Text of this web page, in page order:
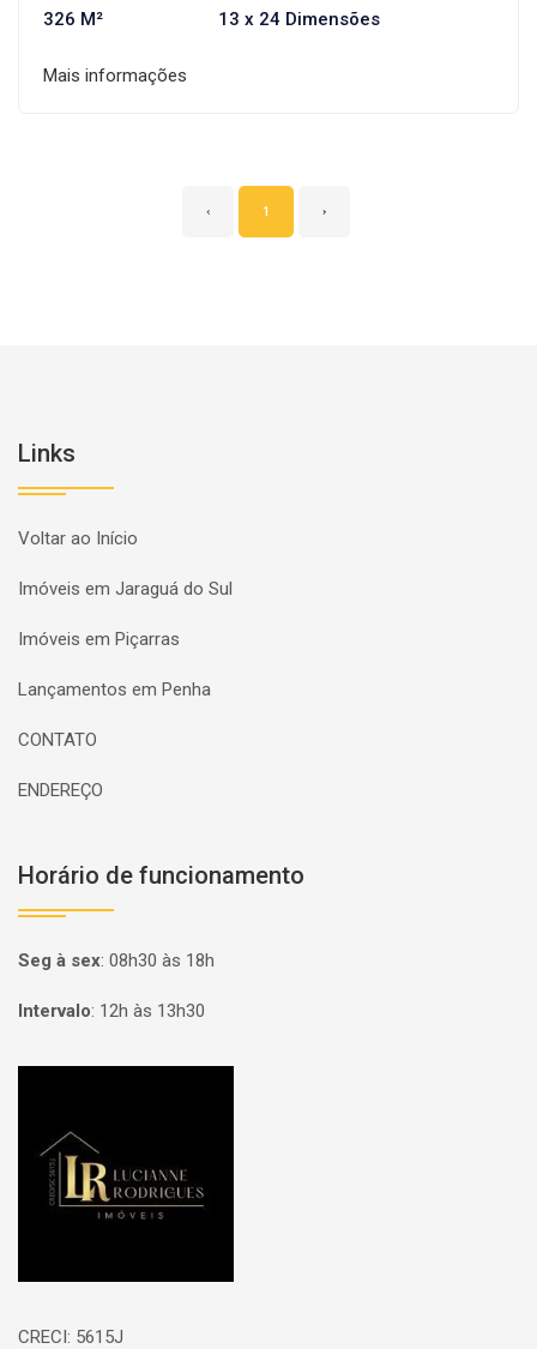
326 M² 13 x 24 Dimensões
Mais informações
‹ 1 ›
Links
Voltar ao Início
Imóveis em Jaraguá do Sul
Imóveis em Piçarras
Lançamentos em Penha
CONTATO
ENDEREÇO
Horário de funcionamento
Seg à sex: 08h30 às 18h
Intervalo: 12h às 13h30
CRECI: 5615J